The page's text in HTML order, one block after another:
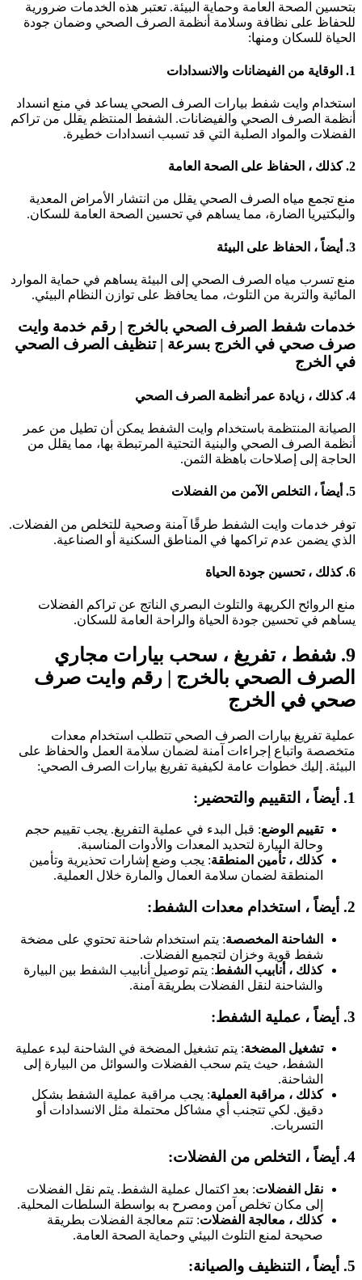
الصحة العامة وحماية البيئة. تعتبر هذه الخدمات ضرورية
على نظافة وسلامة أنظمة الصرف الصحي وضمان جودة
للسكان ومنها:
وايت شفط بيارات الصرف الصحي يساعد في منع انسداد
الصرف الصحي والفيضانات. الشفط المنتظم يقلل من تراكم
والمواد الصلبة التي قد تسبب انسدادات خطيرة.
تجمع مياه الصرف الصحي يقلل من انتشار الأمراض المعدية
الضارة، مما يساهم في تحسين الصحة العامة للسكان.
تسرب مياه الصرف الصحي إلى البيئة يساهم في حماية الموارد
والتربة من التلوث، مما يحافظ على توازن النظام البيئي.
شفط الصرف الصحي بالخرج | رقم خدمة وايت
صحي في الخرج بسرعة | تنظيف الصرف الصحي
الخرج
المنتظمة باستخدام وايت الشفط يمكن أن تطيل من عمر
الصرف الصحي والبنية التحتية المرتبطة بها، مما يقلل من
إلى إصلاحات باهظة الثمن.
خدمات وايت الشفط طرقًا آمنة وصحية للتخلص من الفضلات.
يضمن عدم تراكمها في المناطق السكنية أو الصناعية.
الروائح الكريهة والتلوث البصري الناتج عن تراكم الفضلات
في تحسين جودة الحياة والراحة العامة للسكان.
شفط ، تفريغ ، سحب بيارات مجاري
الصحي بالخرج | رقم وايت صرف
في الخرج
تفريغ بيارات الصرف الصحي تتطلب استخدام معدات
واتباع إجراءات آمنة لضمان سلامة العمل والحفاظ على
إليك خطوات عامة لكيفية تفريغ بيارات الصرف الصحي:
تقييم الوضع: قبل البدء في عملية التفريغ. يجب تقييم حجم
وحالة البيارة لتحديد المعدات والأدوات المناسبة.
كذلك ، تأمين المنطقة: يجب وضع إشارات تحذيرية وتأمين
المنطقة لضمان سلامة العمال والمارة خلال العملية.
الشاحنة المخصصة: يتم استخدام شاحنة تحتوي على مضخة
شفط قوية وخزان لتجميع الفضلات.
كذلك ، أنابيب الشفط: يتم توصيل أنابيب الشفط بين البيارة
والشاحنة لنقل الفضلات بطريقة آمنة.
تشغيل المضخة: يتم تشغيل المضخة في الشاحنة لبدء عملية
الشفط، حيث يتم سحب الفضلات والسوائل من البيارة إلى
الشاحنة.
كذلك ، مراقبة العملية: يجب مراقبة عملية الشفط بشكل
دقيق. لكي تتجنب أي مشاكل محتملة مثل الانسدادات أو
التسربات.
نقل الفضلات: بعد اكتمال عملية الشفط. يتم نقل الفضلات
إلى مكان تخلص آمن ومصرح به بواسطة السلطات المحلية.
كذلك ، معالجة الفضلات: تتم معالجة الفضلات بطريقة
صحيحة لمنع التلوث البيئي وحماية الصحة العامة.